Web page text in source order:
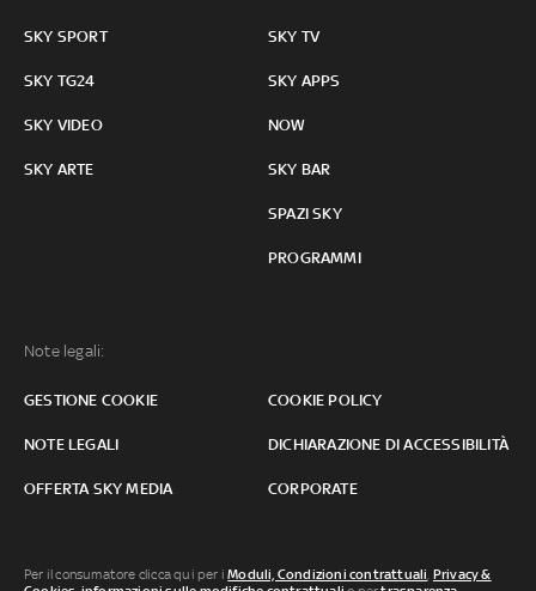
SKY SPORT
SKY TG24
SKY VIDEO
SKY ARTE
SKY TV
SKY APPS
NOW
SKY BAR
SPAZI SKY
PROGRAMMI
Note legali:
GESTIONE COOKIE COOKIE POLICY
NOTE LEGALI DICHIARAZIONE DI ACCESSIBILITÀ
OFFERTA SKY MEDIA CORPORATE
Per il consumatore clicca qui per iModuli, Condizioni contrattuali Privacy &